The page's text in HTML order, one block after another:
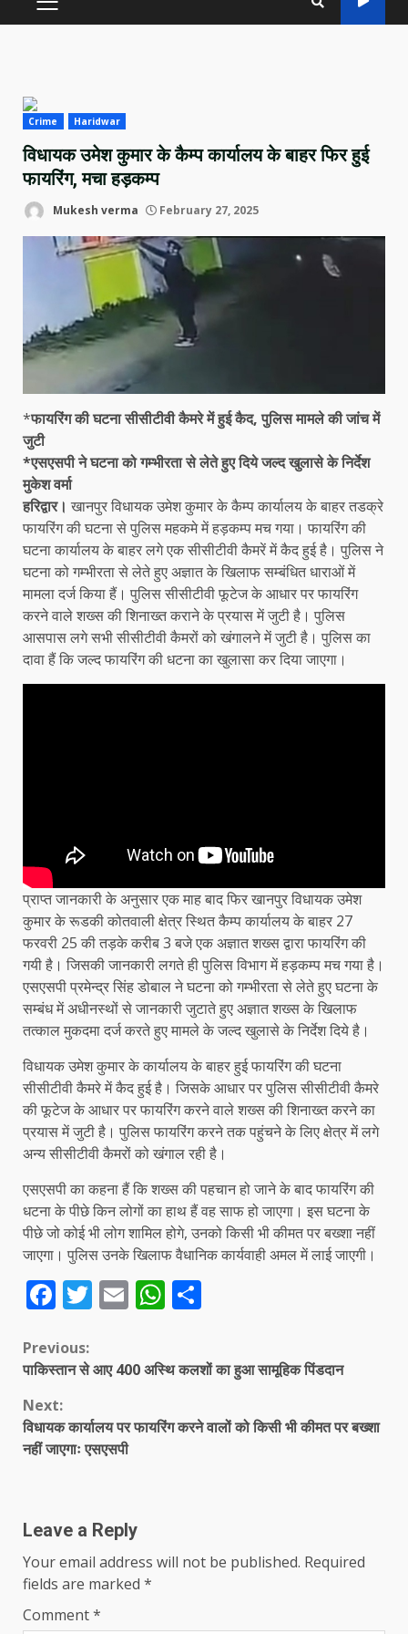
PRIMARY
Crime Haridwar
विधायक उमेश कुमार के कैम्प कार्यालय के बाहर फिर हुई
फायरिंग, मचा हड़कम्प
Mukesh verma February 27, 2025
*फायरिंग की घटना सीसीटीवी कैमरे में हुई कैद, पुलिस मामले की जांच में
जुटी
*एसएसपी ने घटना को गम्भीरता से लेते हुए दिये जल्द खुलासे के निर्देश
मुकेश वर्मा
हरिद्वार। खानपुर विधायक उमेश कुमार के कैम्प कार्यालय के बाहर तडक्रे
फायरिंग की घटना से पुलिस महकमे में हड़कम्प मच गया। फायरिंग की
घटना कार्यालय के बाहर लगे एक सीसीटीवी कैमरें में कैद हुई है। पुलिस ने
घटना को गम्भीरता से लेते हुए अज्ञात के खिलाफ सम्बंधित धाराओं में
मामला दर्ज किया हैं। पुलिस सीसीटीवी फूटेज के आधार पर फायरिंग
करने वाले शख्स की शिनाख्त कराने के प्रयास में जुटी है। पुलिस
आसपास लगे सभी सीसीटीवी कैमरों को खंगालने में जुटी है। पुलिस का
दावा हैं कि जल्द फायरिंग की धटना का खुलासा कर दिया जाएगा।
प्राप्त जानकारी के अनुसार एक माह बाद फिर खानपुर विधायक उमेश
कुमार के रूडकी कोतवाली क्षेत्र स्थित कैम्प कार्यालय के बाहर 27
फरवरी 25 की तड़के करीब 3 बजे एक अज्ञात शख्स द्वारा फायरिंग की
गयी है। जिसकी जानकारी लगते ही पुलिस विभाग में हड़कम्प मच गया है।
एसएसपी प्रमेन्द्र सिंह डोबाल ने घटना को गम्भीरता से लेते हुए घटना के
सम्बंध में अधीनस्थों से जानकारी जुटाते हुए अज्ञात शख्स के खिलाफ
तत्काल मुकदमा दर्ज करते हुए मामले के जल्द खुलासे के निर्देश दिये है।
विधायक उमेश कुमार के कार्यालय के बाहर हुई फायरिंग की घटना
सीसीटीवी कैमरे में कैद हुई है। जिसके आधार पर पुलिस सीसीटीवी कैमरे
की फूटेज के आधार पर फायरिंग करने वाले शख्स की शिनाख्त करने का
प्रयास में जुटी है। पुलिस फायरिंग करने तक पहुंचने के लिए क्षेत्र में लगे
अन्य सीसीटीवी कैमरों को खंगाल रही है।
एसएसपी का कहना हैं कि शख्स की पहचान हो जाने के बाद फायरिंग की
धटना के पीछे किन लोगों का हाथ हैं वह साफ हो जाएगा। इस घटना के
पीछे जो कोई भी लोग शामिल होगे, उनको किसी भी कीमत पर बख्शा नहीं
जाएगा। पुलिस उनके खिलाफ वैधानिक कार्यवाही अमल में लाई जाएगी।
Facebook
Twitter
EmailWhatsApp
Continue
Previous:
पाकिस्तान से आए 400 अस्थि कलशों का हुआ सामूहिक पिंडदान
Next:
विधायक कार्यालय पर फायरिंग करने वालों को किसी भी कीमत पर बख्शा
नहीं जाएगाः एसएसपी
Leave a Reply
Your email address will not be published. Required
fields are marked *
Comment*